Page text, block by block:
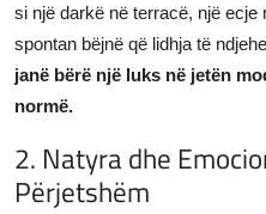
si një darkë në terracë, një ecje
spontan bëjnë që lidhja të
janë bërë një luks në jetën
normë.
2. Natyra dhe
Përjetshëm